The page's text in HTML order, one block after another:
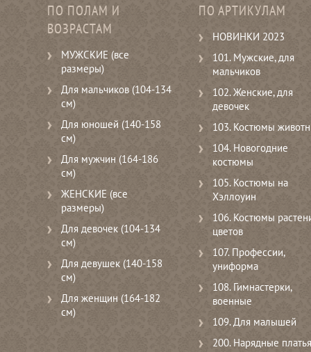
ПО ПОЛАМ И
ВОЗРАСТАМ
МУЖСКИЕ (все
размеры)
Для мальчиков (104-134
см)
Для юношей (140-158
см)
Для мужчин (164-186
см)
ЖЕНСКИЕ (все
размеры)
Для девочек (104-134
см)
Для девушек (140-158
см)
Для женщин (164-182
см)
ПО АРТИКУЛАМ
НОВИНКИ 2023
101. Мужские, для
мальчиков
102. Женские, для
девочек
103. Костюмы
104. Новогодние
костюмы
105. Костюмы на
Хэллоуин
106. Костюмы
цветов
107. Профессии,
униформа
108. Гимнастерки,
военные
109. Для малышей
200. Нарядные